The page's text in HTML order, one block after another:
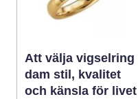
Att välja vigselring
dam stil, kvalitet
och känsla för livet